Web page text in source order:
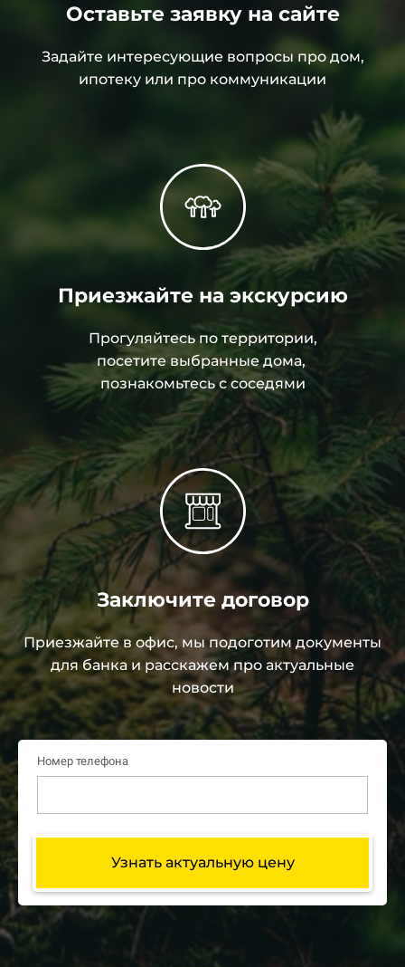
Оставьте заявку на сайте
Задайте интересующие вопросы про дом,
ипотеку или про коммуникации
Приезжайте на экскурсию
Прогуляйтесь по территории,
посетите выбранные дома,
познакомьтесь с соседями
Заключите договор
Приезжайте в офис, мы подоготим документы
для банка и расскажем про актуальные
новости
Номер телефона
Узнать актуальную цену